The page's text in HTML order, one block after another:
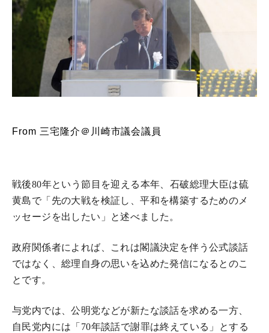
From 三宅隆介＠川崎市議会議員
戦後80年という節目を迎える本年、石破総理大臣は硫
黄島で「先の大戦を検証し、平和を構築するためのメ
ッセージを出したい」と述べました。
政府関係者によれば、これは閣議決定を伴う公式談話
ではなく、総理自身の思いを込めた発信になるとのこ
とです。
与党内では、公明党などが新たな談話を求める一方、
自民党内には「 70年談話で謝罪は終えている」とする